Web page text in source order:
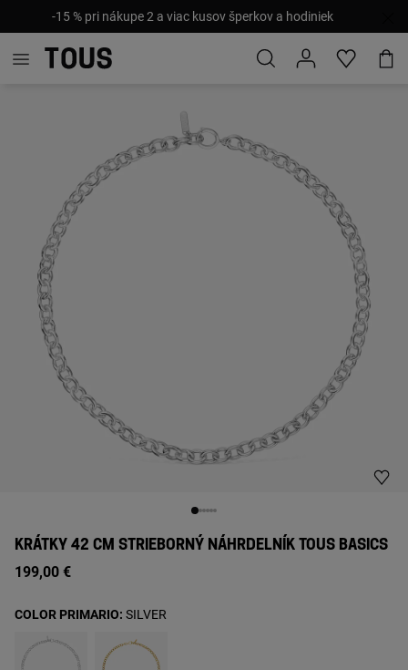
-15 % pri nákupe 2 a viac kusov šperkov a hodiniek
KRÁTKY 42 CM STRIEBORNÝ NÁHRDELNÍK TOUS BASICS
199,00 €
COLOR PRIMARIO: SILVER